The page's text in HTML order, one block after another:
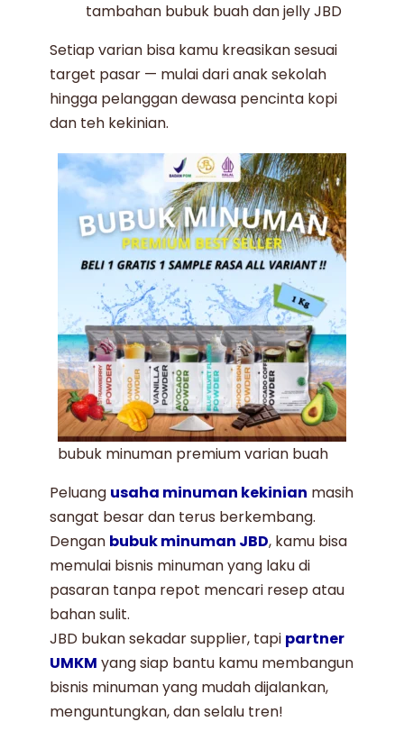
tambahan bubuk buah dan jelly JBD
Setiap varian bisa kamu kreasikan sesuai
target pasar — mulai dari anak sekolah
hingga pelanggan dewasa pencinta kopi
dan teh kekinian.
bubuk minuman premium varian buah
Peluang usaha minuman kekinian masih
sangat besar dan terus berkembang.
Dengan bubuk minuman JBD, kamu bisa
memulai bisnis minuman yang laku di
pasaran tanpa repot mencari resep atau
bahan sulit.
JBD bukan sekadar supplier, tapi partner
UMKM yang siap bantu kamu membangun
bisnis minuman yang mudah dijalankan,
menguntungkan, dan selalu tren!